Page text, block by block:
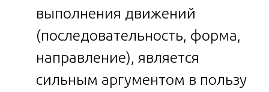
выполнения движений
(последовательность, форма,
направление), является
сильным аргументом в пользу